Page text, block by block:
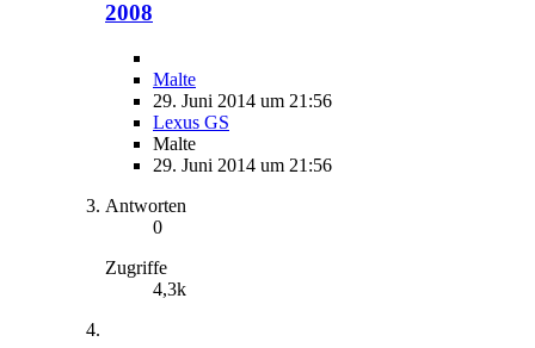
2008
Malte
29. Juni 2014 um 21:56
Lexus GS
Malte
29. Juni 2014 um 21:56
Antworten
0
Zugriffe
4,3k